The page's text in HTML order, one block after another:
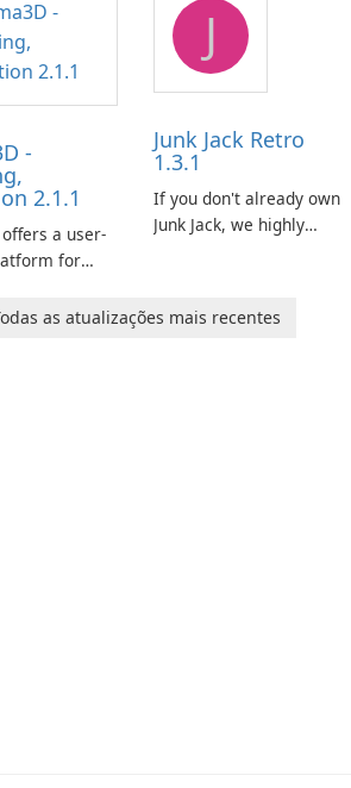
-
2.1.1
a user-
for
imagination
J
Junk Jack Retro
1.3.1
If you don't already own
Junk Jack, we highly
game is where it all
as atualizações mais recentes